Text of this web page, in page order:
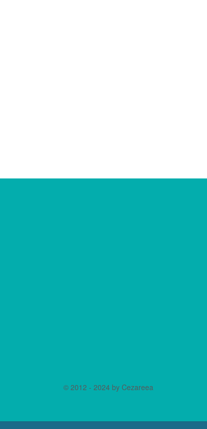
© 2012 - 2024 by Cezareea